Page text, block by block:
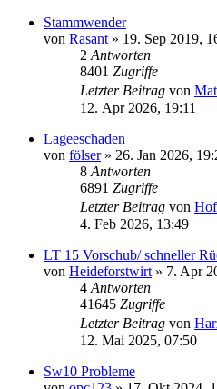
Stammwender
von Rasant » 19. Sep 2019,
2 Antworten
8401 Zugriffe
Letzter Beitrag von
12. Apr 2026, 19:11
Lageeschaden
von fölser» 26. Jan 2026,
8 Antworten
6891 Zugriffe
Letzter Beitrag von
4. Feb 2026, 13:49
LT 15 Vorschub/ schneller
von Heideforstwirt » 7. Apr
4 Antworten
41645 Zugriffe
Letzter Beitrag von
12. Mai 2025, 07:50
Sw10 Probleme